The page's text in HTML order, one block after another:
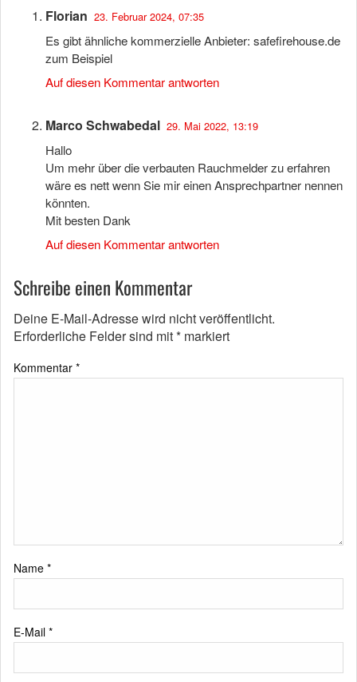
Florian 23. Februar 2024, 07:35
Es gibt ähnliche kommerzielle Anbieter: safefirehouse.de
zum Beispiel
Auf diesen Kommentar antworten
Marco Schwabedal 29. Mai 2022, 13:19
Hallo
Um mehr über die verbauten Rauchmelder zu erfahren
wäre es nett wenn Sie mir einen Ansprechpartner nennen
könnten.
Mit besten Dank
Auf diesen Kommentar antworten
Schreibe einen Kommentar
Deine E-Mail-Adresse wird nicht veröffentlicht.
Erforderliche Felder sind mit* markiert
Kommentar *
Name *
E-Mail *